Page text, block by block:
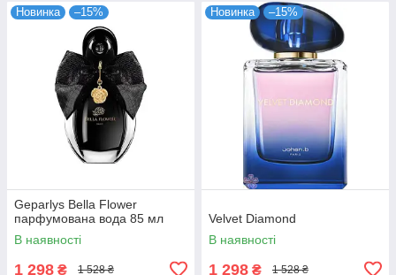
Новинка –15%
Geparlys Bella Flower
парфумована вода 85 мл
В наявності
1 298 ₴ 1 528 ₴
Новинка –15%
Velvet Diamond
В наявності
1 298 ₴ 1 528 ₴